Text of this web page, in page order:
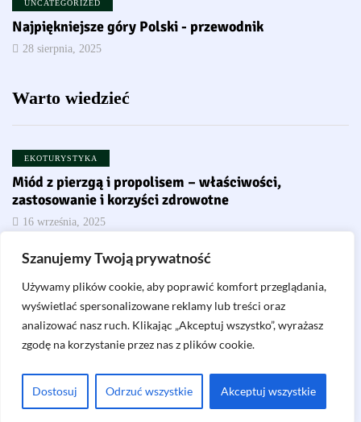
Szanujemy Twoją prywatność
Używamy plików cookie, aby poprawić komfort przeglądania,
wyświetlać spersonalizowane reklamy lub treści oraz
analizować nasz ruch. Klikając „Akceptuj wszystko”, wyrażasz
zgodę na korzystanie przez nas z plików cookie.
Dostosuj Odrzuć wszystkie Akceptuj wszystkie
UNCATEGORIZED
Najpiękniejsze góry Polski - przewodnik
28 sierpnia, 2025
Warto wiedzieć
EKOTURYSTYKA
Miód z pierzgą i propolisem – właściwości,
zastosowanie i korzyści zdrowotne
16 września, 2025
EKOTURYSTYKA
Jak wybrać etyczne atrakcje turystyczne, które nie
szkodzą zwierzętom i środowisku
4 września, 2025
O nas Kontakt Polityka prywatności